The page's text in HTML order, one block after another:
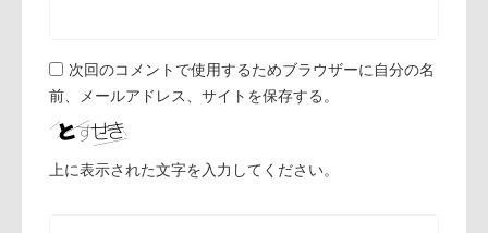
次回のコメントで使用するためブラウザーに自分の名
前、メールアドレス、サイトを保存する。
上に表示された文字を入力してください。